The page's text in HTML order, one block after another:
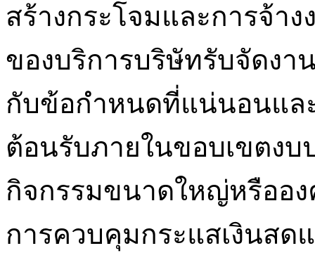
สร้างกระโจมและการจ้า
ของบริการบริษัทรับจัดงา
กับข้อกำหนดที่แน่นอนแล
ต้อนรับภายในขอบเขตง
กิจกรรมขนาดใหญ่หรืออง
การควบคุมกระแสเงินส